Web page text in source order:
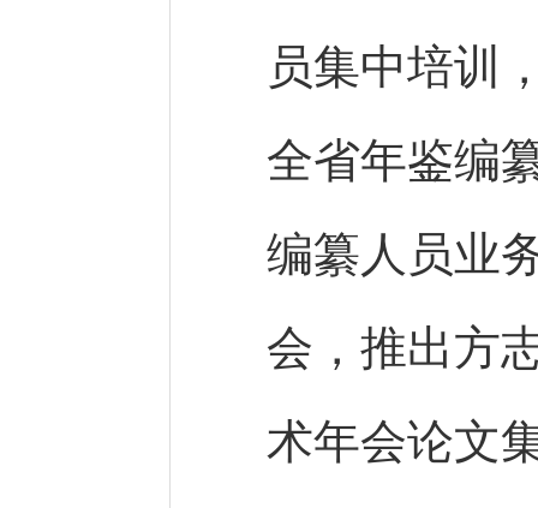
员集中培训
全省年鉴编
编纂人员业
会，推出方
术年会论文